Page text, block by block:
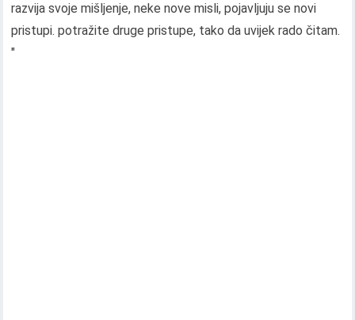
razvija svoje mišljenje, neke nove misli, pojavljuju se novi
pristupi. potražite druge pristupe, tako da uvijek rado čitam.
"